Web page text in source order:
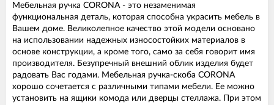
Мебельная ручка CORONA - это незаменимая
функциональная деталь, которая способна украсить мебель в
Вашем доме. Великолепное качество этой модели основано
на использовании надежных износостойких материалов в
основе конструкции, а кроме того, само за себя говорит имя
производителя. Безупречный внешний облик изделия будет
радовать Вас годами. Мебельная ручка-скоба CORONA
хорошо сочетается с различными типами мебели. Ее можно
установить на ящики комода или дверцы стеллажа. При этом